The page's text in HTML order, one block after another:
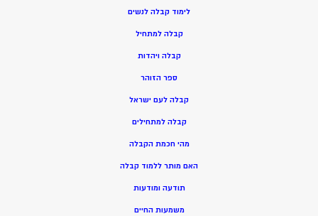
לימוד קבלה לנשים
קבלה למתחיל
קבלה ויהדות
ספר הזוהר
קבלה לעם ישראל
קבלה למתחילים
מהי חכמת הקבלה
האם מותר ללמוד קבלה
תודעה ומודעות
משמעות החיים